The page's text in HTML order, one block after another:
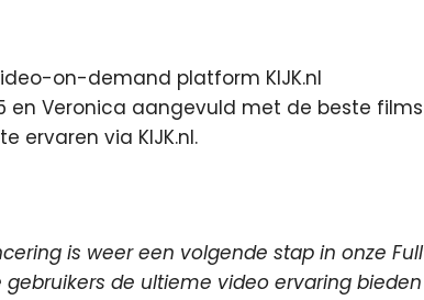
on-demand platform KIJK.nl
en Veronica aangevuld met de beste films
ervaren via KIJK.nl.
is weer een volgende stap in onze Full
gebruikers de ultieme video ervaring bieden